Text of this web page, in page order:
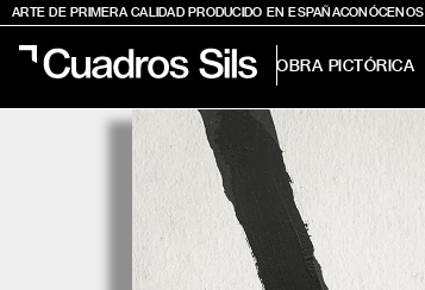
ARTE DE PRIMERA CALIDAD PRODUCIDO EN ESPAÑACONÓCENOS
OBRA PICTÓRICA
Obra Pictórica
Obra Gráfica